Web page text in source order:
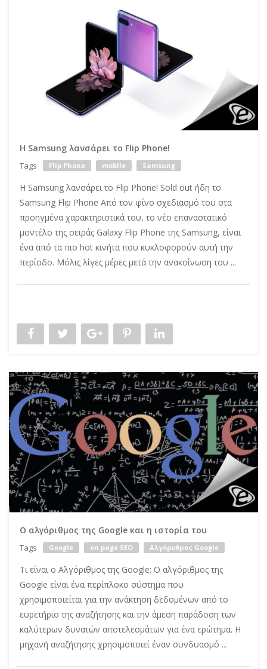
Η Samsung λανσάρει το Flip Phone!
Tags Flip Phone mobile Samsung
Η Samsung λανσάρει το Flip Phone! Sold out ήδη το
Samsung Flip Phone Από τον φίνο σχεδιασμό του στα
προηγμένα χαρακτηριστικά του, το νέο επαναστατικό
μοντέλο της σειράς Galaxy Flip Phone της Samsung, είναι
ένα από τα πιο hot κινήτα που κυκλοφορούν αυτή την
περίοδο. Μόλις λίγες μέρες μετά την ανακοίνωση του ...
Ο αλγόριθμος της Google και η ιστορία του
Tags Google on page SEO Αλγόρυθμος Google
Τι είναι ο Αλγόριθμος της Google; Ο αλγόριθμος της
Google είναι ένα περίπλοκο σύστημα που
χρησιμοποιείται για την ανάκτηση δεδομένων από το
ευρετήριο της αναζήτησης και την άμεση παράδοση των
καλύτερων δυνατών αποτελεσμάτων για ένα ερώτημα. Η
μηχανή αναζήτησης χρησιμοποιεί έναν συνδυασμό ...